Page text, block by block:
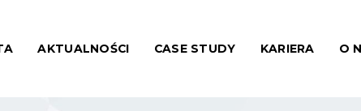
AKTUALNOŚCI CASE STUDY KARIERA O